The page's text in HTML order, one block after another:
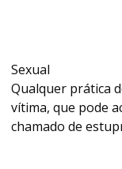
Sexual
Qualquer prática
vítima, que pode
chamado de